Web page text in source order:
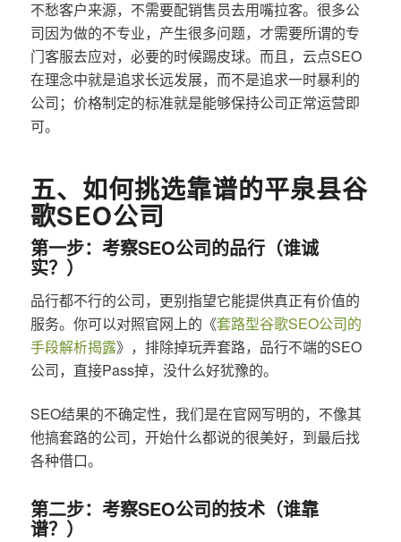
不愁客户来源，不需要配销售员去用嘴拉客。很多公
司因为做的不专业，产生很多问题，才需要所谓的专
门客服去应对，必要的时候踢皮球。而且，云点SEO
在理念中就是追求长远发展，而不是追求一时暴利的
公司；价格制定的标准就是能够保持公司正常运营即
可。
五、如何挑选靠谱的平泉县谷
歌SEO公司
第一步：考察SEO公司的品行（谁诚
实？）
品行都不行的公司，更别指望它能提供真正有价值的
服务。你可以对照官网上的《套路型谷歌SEO公司的
手段解析揭露》，排除掉玩弄套路，品行不端的SEO
公司，直接Pass掉，没什么好犹豫的。
SEO结果的不确定性，我们是在官网写明的，不像其
他搞套路的公司，开始什么都说的很美好，到最后找
各种借口。
第二步：考察SEO公司的技术（谁靠
谱？）